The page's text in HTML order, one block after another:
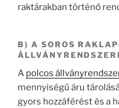
raktárakban történő
B) A SOROS
A polcos
mennyiségű áru
gyors hozzáférést és a